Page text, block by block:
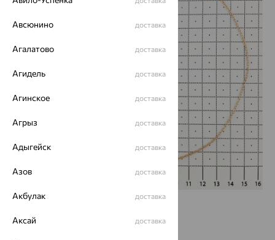
Авсюнино доставка
Агалатово доставка
Агидель доставка
Агинское доставка
Агрыз доставка
Адыгейск доставка
Азов доставка
Акбулак доставка
Аксай доставка